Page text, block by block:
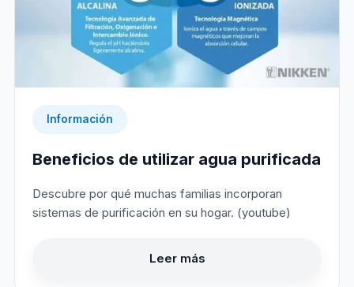
Información
Beneficios de utilizar agua purificada
Descubre por qué muchas familias incorporan
sistemas de purificación en su hogar. (youtube)
Leer más